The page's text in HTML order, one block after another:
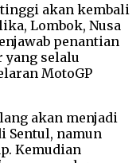
akan kembali
Lombok, Nusa
penantian
yang selalu
MotoGP
akan menjadi
Sentul, namun
Kemudian